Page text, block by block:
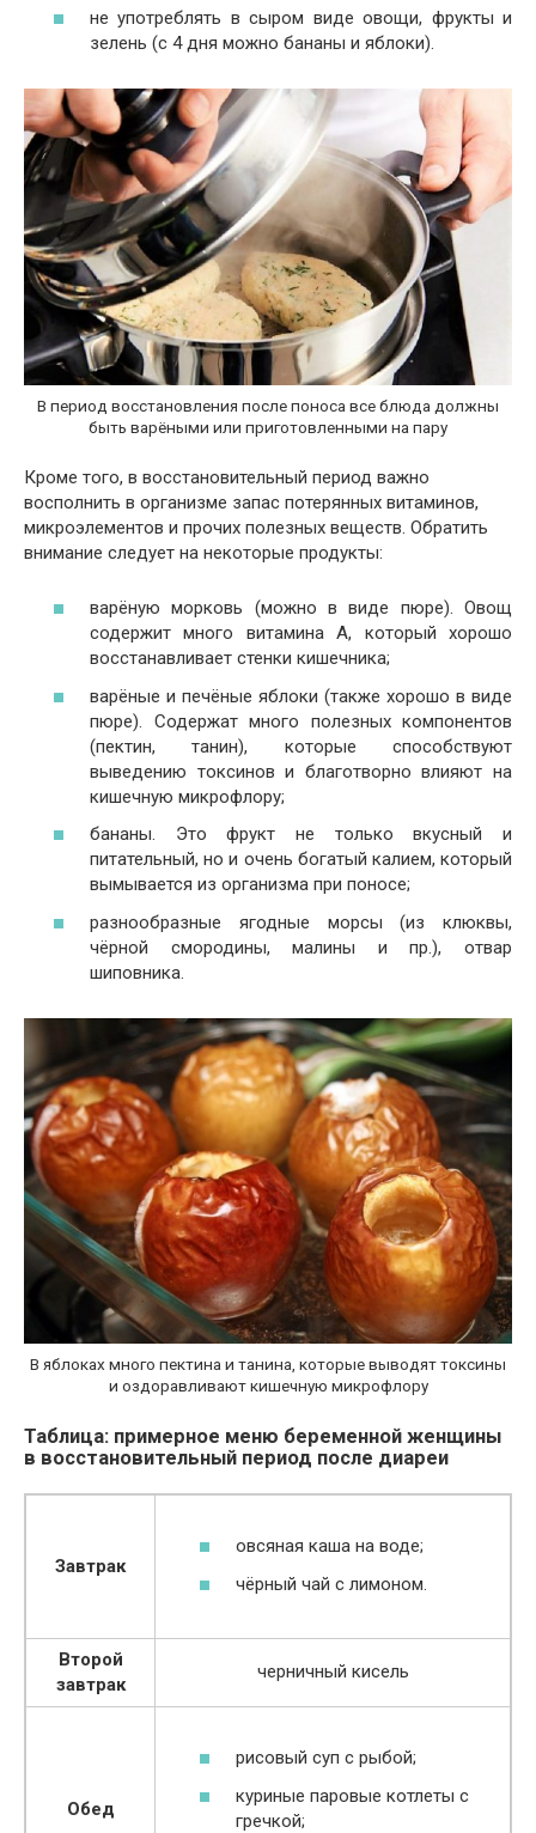
не употреблять в сыром виде овощи, фрукты и
зелень (с 4 дня можно бананы и яблоки).
В период восстановления после поноса все блюда должны
быть варёными или приготовленными на пару
Кроме того, в восстановительный период важно
восполнить в организме запас потерянных витаминов,
микроэлементов и прочих полезных веществ. Обратить
внимание следует на некоторые продукты:
варёную морковь (можно в виде пюре). Овощ
содержит много витамина А, который хорошо
восстанавливает стенки кишечника;
варёные и печёные яблоки (также хорошо в виде
пюре). Содержат много полезных компонентов
(пектин, танин), которые способствуют
выведению токсинов и благотворно влияют на
кишечную микрофлору;
бананы. Это фрукт не только вкусный и
питательный, но и очень богатый калием, который
вымывается из организма при поносе;
разнообразные ягодные морсы (из клюквы,
чёрной смородины, малины и пр.), отвар
шиповника.
В яблоках много пектина и танина, которые выводят токсины
и оздоравливают кишечную микрофлору
Таблица: примерное меню беременной женщины
в восстановительный период после диареи
Завтрак
овсяная каша на воде;
чёрный чай с лимоном.
Второй
завтрак
черничный кисель
Обед
рисовый суп с рыбой;
куриные паровые котлеты с
гречкой;